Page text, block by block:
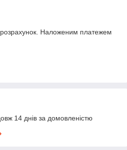
розрахунок. Наложеним платежем
14 днів за домовленістю